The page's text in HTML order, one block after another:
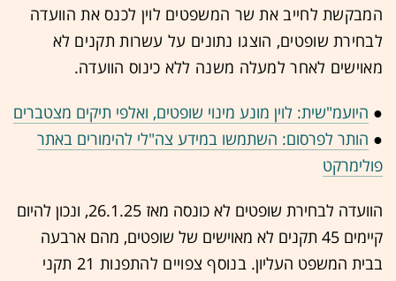
המבקשת לחייב את שר המשפטים לוין לכנס את הוועדה
לבחירת שופטים, הוצגו נתונים על עשרות תקנים לא
מאוישים לאחר למעלה משנה ללא כינוס הוועדה.
● היועמ"שית: לוין מונע מינוי שופטים, ואלפי תיקים מצטברים
● הותר לפרסום: השתמשו במידע צה"לי להימורים באתר
פולימרקט
הוועדה לבחירת שופטים לא כונסה מאז 26.1.25, ונכון להיום
קיימים 45 תקנים לא מאוישים של שופטים, מהם ארבעה
בבית המשפט העליון.
בנוסף צפויים להתפנות 21 תקני